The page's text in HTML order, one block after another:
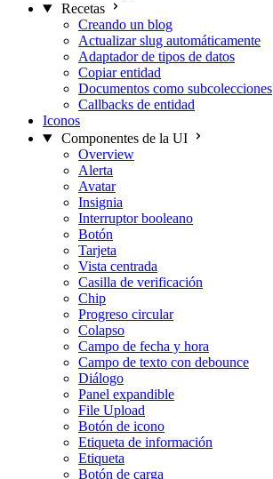
Recetas
Creando un blog
Actualizar slug automáticamente
Adaptador de tipos de datos
Copiar entidad
Documentos como subcolecciones
Callbacks de entidad
Iconos
Componentes de la UI
Overview
Alerta
Avatar
Insignia
Interruptor booleano
Botón
Tarjeta
Vista centrada
Casilla de verificación
Chip
Progreso circular
Colapso
Campo de fecha y hora
Campo de texto con debounce
Diálogo
Panel expandible
File Upload
Botón de icono
Etiqueta de información
Etiqueta
Botón de carga